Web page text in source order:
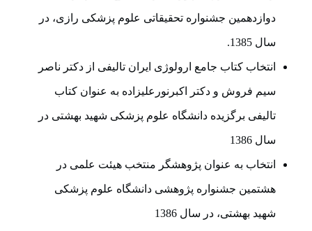
دوازدهمین جشنواره تحقیقاتی علوم پزشکی رازی، در
سال 1385.
انتخاب کتاب جامع ارولوژی ایران تالیفی از دکتر ناصر
سیم فروش و دکتر اکبرنورعلیزاده به عنوان کتاب
تالیفی برگزیده دانشگاه علوم پزشکی شهید بهشتی در
سال 1386
انتخاب به عنوان پژوهشگر منتخب هیئت علمی در
هشتمین جشنواره پژوهشی دانشگاه علوم پزشکی
شهید بهشتی، در سال 1386